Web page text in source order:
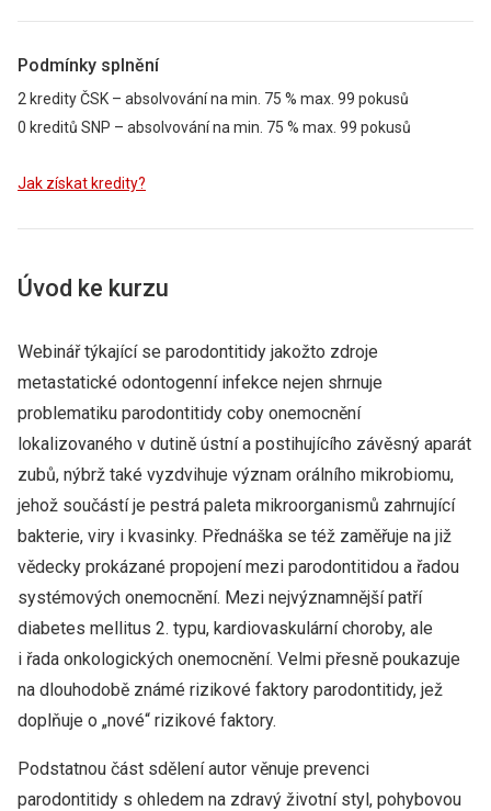
Podmínky splnění
2 kredityČSK – absolvování na min. 75 % max. 99 pokusů
0 kreditů SNP – absolvování na min. 75 % max. 99 pokusů
Jak získat kredity?
Úvod ke kurzu
Webinář týkající se parodontitidy jakožto zdroje
metastatické odontogenní infekce nejen shrnuje
problematiku parodontitidy coby onemocnění
lokalizovaného v dutině ústní a postihujícího závěsný aparát
zubů, nýbrž také vyzdvihuje význam orálního mikrobiomu,
jehož součástí je pestrá paleta mikroorganismů zahrnující
bakterie, viry i kvasinky. Přednáška se též zaměřuje na již
vědecky prokázané propojení mezi parodontitidou a řadou
systémových onemocnění. Mezi nejvýznamnější patří
diabetes mellitus 2. typu, kardiovaskulární choroby, ale
i řada onkologických onemocnění. Velmi přesně poukazuje
na dlouhodobě známé rizikové faktory parodontitidy, jež
doplňuje o „nové“ rizikové faktory.
Podstatnou část sdělení autor věnuje prevenci
parodontitidy s ohledem na zdravý životní styl, pohybovou